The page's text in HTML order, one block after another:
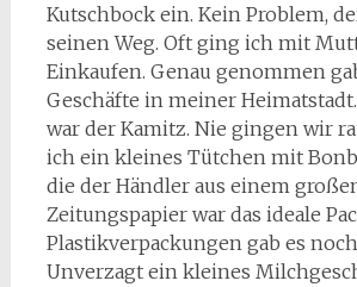
Kutschbock ein. Kein Problem,
seinen Weg. Oft ging ich mit
Einkaufen. Genau genommen
Geschäfte in meiner
war der Kamitz. Nie gingen wir
ich ein kleines Tütchen mit
die der Händler aus einem
Zeitungspapier war das ideale
Plastikverpackungen gab es
Unverzagt ein kleines